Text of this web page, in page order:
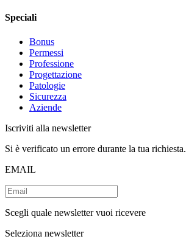
Speciali
Bonus
Permessi
Professione
Progettazione
Patologie
Sicurezza
Aziende
Iscriviti alla newsletter
Si è verificato un errore durante la tua richiesta.
EMAIL
Scegli quale newsletter vuoi ricevere
Seleziona newsletter